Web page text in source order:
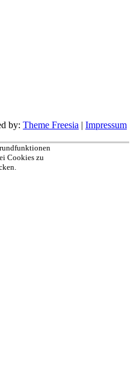
by: Theme Freesia | Impressum
Cookies zu